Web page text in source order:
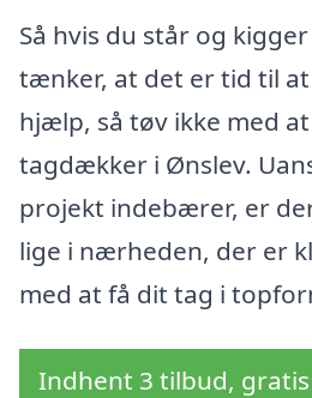
Så hvis du står og
tænker, at det er tid til
hjælp, så tøv ikke med
tagdækker i Ønslev.
projekt indebærer, er
lige i nærheden, der er
med at få dit tag i
Indhent 3 tilbud,